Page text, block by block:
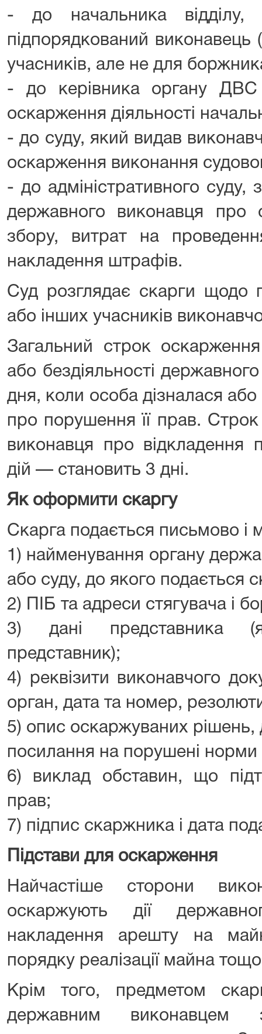
- до начальника відділу,
підпорядкований виконавець
учасників, але не для
- до керівника органу ДВС
оскарження діяльності
- до суду, який видав
оскарження виконання
- до адміністративного
державного виконавця про
збору, витрат на
накладення штрафів.
Суд розглядає скарги щодо
або інших учасників
Загальний строк
або бездіяльності
дня, коли особа дізналася
про порушення її прав.
виконавця про відкладення
дій — становить 3 дні.
Як оформити скаргу
Скарга подається письмово і
1) найменування органу
або суду, до якого подається
2) ПІБ та адреси стягувача і
3) дані представника
представник);
4) реквізити виконавчого
орган, дата та номер,
5) опис оскаржуваних рішень,
посилання на порушені норми
6) виклад обставин, що
прав;
7) підпис скаржника і дата
Підстави для оскарження
Найчастіше сторони
оскаржують дії
накладення арешту на
порядку реалізації майна
Крім того, предметом
державним виконавцем